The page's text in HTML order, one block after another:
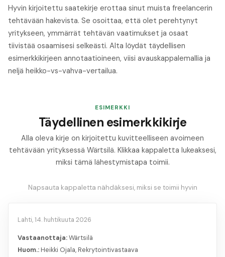
Hyvin kirjoitettu saatekirje erottaa sinut muista freelancerin
tehtävään hakevista. Se osoittaa, että olet perehtynyt
yritykseen, ymmärrät tehtävän vaatimukset ja osaat
tiivistää osaamisesi selkeästi. Alta löydät täydellisen
esimerkkikirjeen annotaatioineen, viisi avauskappalemallia ja
neljä heikko-vs-vahva-vertailua.
ESIMERKKI
Täydellinen esimerkkikirje
Alla oleva kirje on kirjoitettu kuvitteelliseen avoimeen
tehtävään yrityksessä Wärtsilä. Klikkaa kappaletta lukeaksesi,
miksi tämä lähestymistapa toimii.
Napsauta kappaletta nähdäksesi, miksi se toimii hyvin
Lahti, 14. huhtikuuta 2026
Vastaanottaja:Wärtsilä
Huom.: Heikki Ojala, Rekrytointivastaava